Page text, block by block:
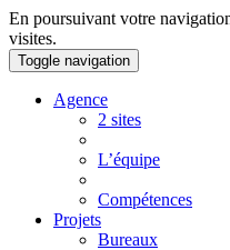
En poursuivant votre
visites.
Toggle navigation
Agence
2 sites
L’équipe
Compétences
Projets
Bureaux